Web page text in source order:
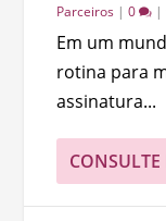
Parceiros |0 |
Em um
rotina para
assinatura...